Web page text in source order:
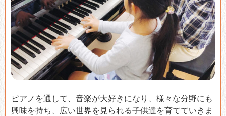
ピアノを通して、音楽が大好きになり、様々な分野にも
興味を持ち、広い世界を見られる子供達を育てていきま